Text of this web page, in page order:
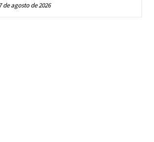
7 de agosto de 2026